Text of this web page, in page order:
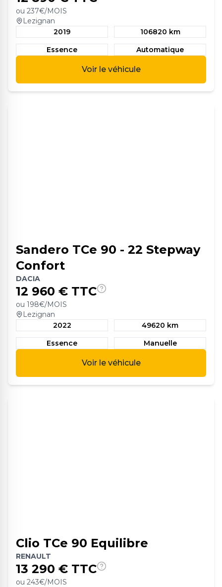
ou 237€/MOIS
Lezignan
2019
106820 km
Essence
Automatique
Voir le véhicule
Sandero TCe 90 - 22 Stepway
Confort
DACIA
12 960 € TTC
ou 198€/MOIS
Lezignan
2022
49620 km
Essence
Manuelle
Voir le véhicule
Clio TCe 90 Equilibre
RENAULT
13 290 € TTC
ou 243€/MOIS